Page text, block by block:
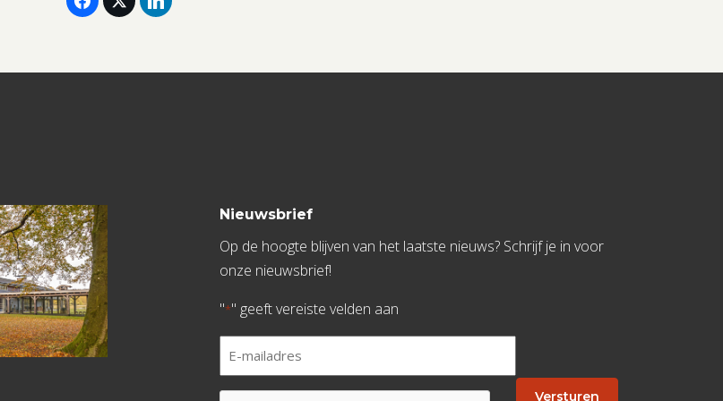
Nieuwsbrief
Op de hoogte blijven van het laatste nieuws? Schrijf je in voor
onze nieuwsbrief!
"*" geeft vereiste velden aan
mailadres
* Versturen